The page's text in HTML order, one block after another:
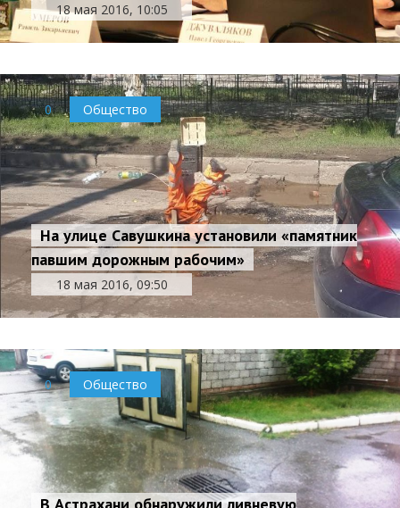
18 мая 2016, 10:05
0 Общество
На улице Савушкина установили «памятник
павшим дорожным рабочим»
18 мая 2016, 09:50
0 Общество